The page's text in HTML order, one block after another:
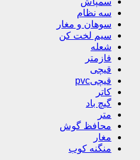
سه نظام
سوهان و مغار
سیم لخت کن
شعله
فازمتر
قیچی
قیچیpvc
کاتر
گیچ باد
متر
محافظ گوش
مغار
منگنه کوب